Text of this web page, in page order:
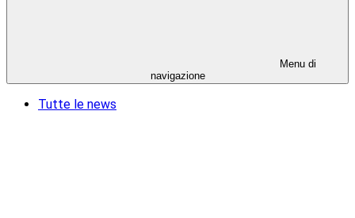
Menu di
navigazione
Tutte le news